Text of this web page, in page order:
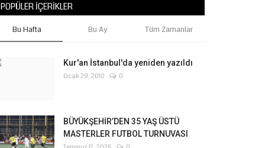
POPÜLER İÇERIKLER
Bu Hafta Bu Ay Tüm Zamanlar
Kur'an İstanbul'da yeniden yazıldı
Ocak 29, 2010 0
BÜYÜKŞEHİR’DEN 35 YAŞ ÜSTÜ
MASTERLER FUTBOL TURNUVASI